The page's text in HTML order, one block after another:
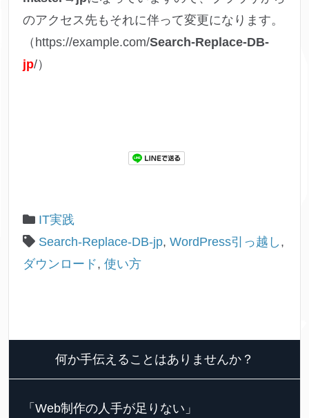
のアクセス先もそれに伴って変更になります。
（https://example.com/Search-Replace-DB-
jp/）
IT実践
Search-Replace-DB-jp, WordPress引っ越し ,
ダウンロード, 使い方
何か手伝えることはありませんか？
「Web制作の人手が足りない」